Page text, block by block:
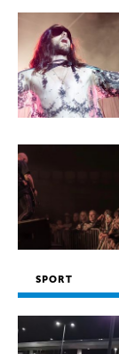
SPORT